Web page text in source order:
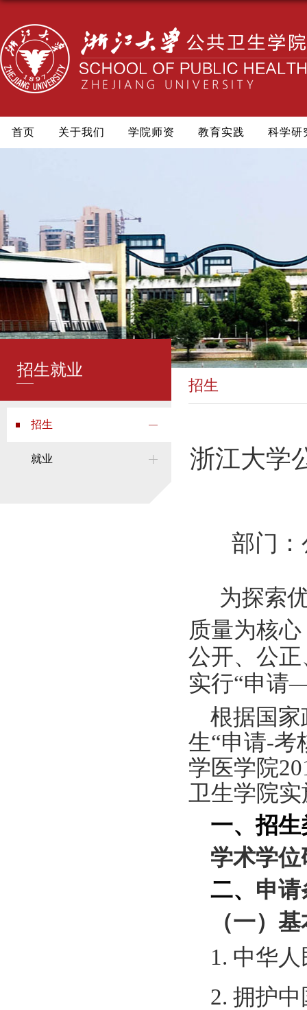
首页 关于我们 学院师资 教育实践 科学研
招生就业
招生
就业
招生
浙江大学
部门
为探索
质量为核心
公开、公
实行“申请
根据国家
生“申请-考
学医学院
卫生学院
一、招生
学术学位
二、 申请
（一）
1. 中华
2. 拥护中